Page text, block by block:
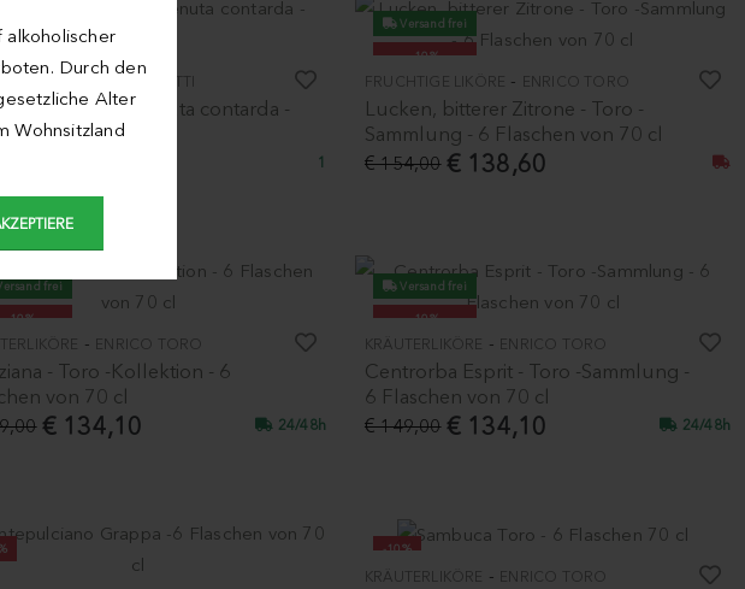
alkoholischer
Durch den
Alter
Wohnsitzland
- CANTINE MAINETTI
di malvasia - tenuta contarda -
cl
1
Versand frei
-10%
FRUCHTIGE LIKÖRE - ENRICO TORO
Lucken, bitterer Zitrone - Toro -
Sammlung - 6 Flaschen von 70 cl
€ 138,60
€ 154,00
frei
-10%
- ENRICO TORO
- Toro -Kollektion - 6
von 70 cl
€ 134,10 24/48h
Versand frei
-10%
KRÄUTERLIKÖRE - ENRICO TORO
Centrorba Esprit - Toro -Sammlung -
6 Flaschen von 70 cl
€ 134,10
€ 149,00 24/48h
-10%
KRÄUTERLIKÖRE - ENRICO TORO